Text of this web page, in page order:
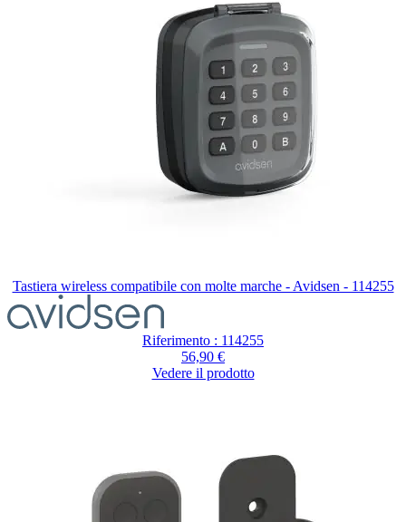
Tastiera wireless compatibile con molte marche - Avidsen - 114255
Riferimento : 114255
56,90 €
Vedere il prodotto